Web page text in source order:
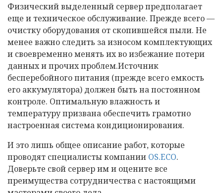
Физический выделенный сервер предполагает
еще и техническое обслуживание. Прежде всего —
очистку оборудования от скопившейся пыли. Не
менее важно следить за износом комплектующих
и своевременно менять их во избежание потери
данных и прочих проблем.Источник
бесперебойного питания (прежде всего емкость
его аккумулятора) должен быть на постоянном
контроле. Оптимальную влажность и
температуру призвана обеспечить грамотно
настроенная система кондиционирования.
И это лишь общее описание работ, которые
проводят специалисты компании OS.ECO.
Доверьте свой сервер им и оцените все
преимущества сотрудничества с настоящими